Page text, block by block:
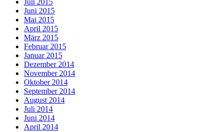
Juli 2015
Juni 2015
Mai 2015
April 2015
März 2015
Februar 2015
Januar 2015
Dezember 2014
November 2014
Oktober 2014
September 2014
August 2014
Juli 2014
Juni 2014
April 2014